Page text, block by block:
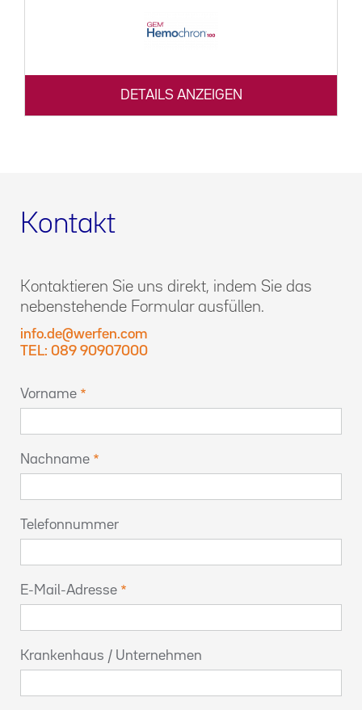
DETAILS ANZEIGEN
Kontakt
Kontaktieren Sie uns direkt, indem Sie das
nebenstehende Formular ausfüllen.
info.de@werfen.com
TEL: 089 90907000
Vorname
Nachname
Telefonnummer
E-Mail-Adresse
Krankenhaus / Unternehmen